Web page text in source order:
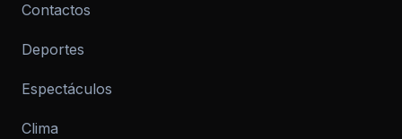
Contactos
Deportes
Espectáculos
Clima